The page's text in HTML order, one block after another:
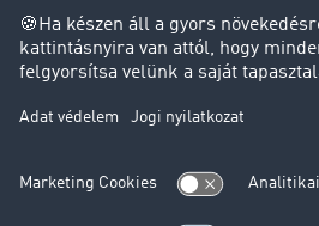
Adatvédelem
süti-beállítások
Támogatás